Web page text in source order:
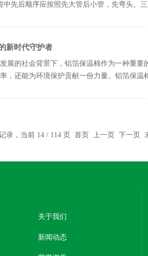
中先后顺序应按照先大管后小管，先弯头、
新时代守护者
展的社会背景下，铝箔保温棉作为一种重
，还能为环境保护贡献一份力量。铝箔保
录，当前 14 / 114 页 首页 上一页 下一页
关于我们
新闻动态